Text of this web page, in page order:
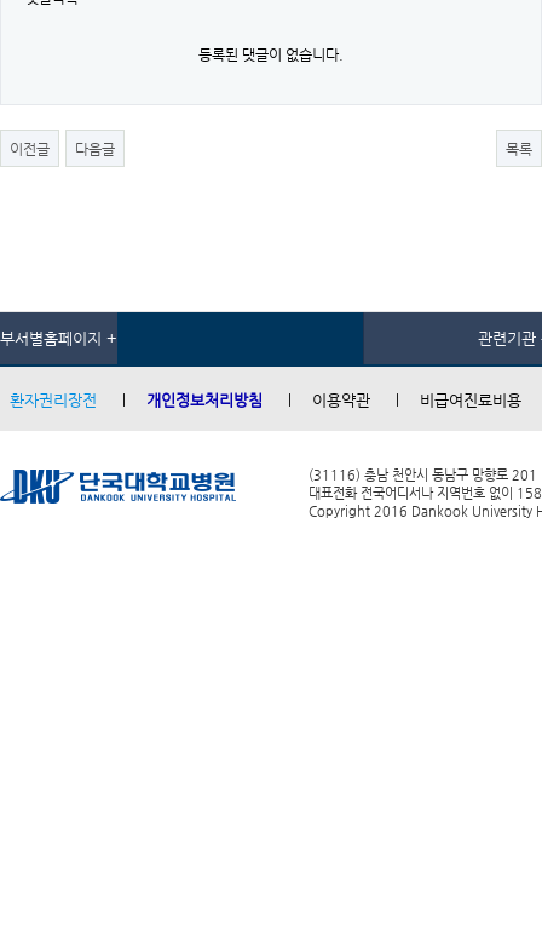
등록된 댓글이 없습니다.
이전글 다음글 목록
부서별홈페이지 + 관련기관
환자권리장전 개인정보처리방침 이용약관 비급여진료비용
(31116) 충남 천안시 동남구 망향로 201
대표전화 전국어디서나 지역번호 없이
Copyright 2016 Dankook University